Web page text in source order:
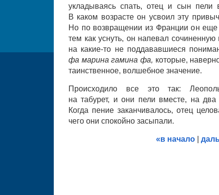
укладываясь спать, отец и сын пели
В каком возрасте он усвоил эту
Но по возвращении из Франции он
тем как уснуть, он напевал
на какие-то не поддававшиеся
фа марина гамина фа, которые,
таинственное, волшебное значение.
Происходило все это так:
на табурет, и они пели вместе, на
Когда пение заканчивалось, отец
чего они спокойно засыпали.
«в начало |